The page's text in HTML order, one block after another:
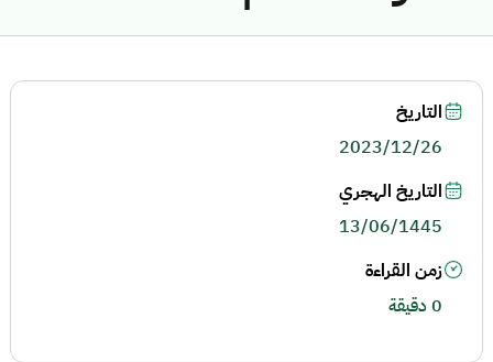
التاريخ
2023/12/26
التاريخ الهجري
13/06/1445
زمن القراءة
0 دقيقة